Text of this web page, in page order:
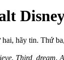
hãy tin. Thứ
Third, dream.